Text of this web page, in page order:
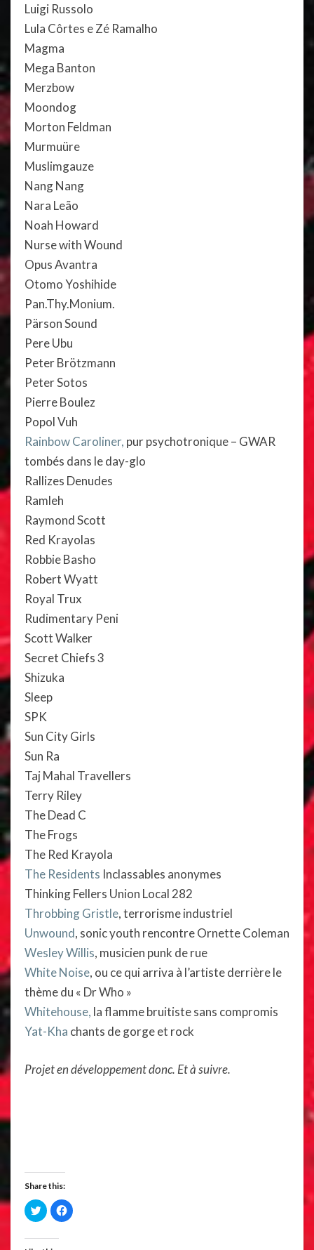
Luigi Russolo
Lula Côrtes e Zé Ramalho
Magma
Mega Banton
Merzbow
Moondog
Morton Feldman
Murmuüre
Muslimgauze
Nang Nang
Nara Leão
Noah Howard
Nurse with Wound
Opus Avantra
Otomo Yoshihide
Pan.Thy.Monium.
Pärson Sound
Pere Ubu
Peter Brötzmann
Peter Sotos
Pierre Boulez
Popol Vuh
Rainbow Caroliner, pur psychotronique – GWAR
tombés dans le day-glo
Rallizes Denudes
Ramleh
Raymond Scott
Red Krayolas
Robbie Basho
Robert Wyatt
Royal Trux
Rudimentary Peni
Scott Walker
Secret Chiefs 3
Shizuka
Sleep
SPK
Sun City Girls
Sun Ra
Taj Mahal Travellers
Terry Riley
The Dead C
The Frogs
The Red Krayola
The Residents Inclassables anonymes
Thinking Fellers Union Local 282
Throbbing Gristle, terrorisme industriel
Unwound, sonic youth rencontre Ornette Coleman
Wesley Willis, musicien punk de rue
White Noise, ou ce qui arriva à l’artiste derrière le
thème du « Dr Who »
Whitehouse, la flamme bruitiste sans compromis
Yat-Kha chants de gorge et rock
Projet en développement donc. Et à suivre.
Share this:
C
l
k
C
l